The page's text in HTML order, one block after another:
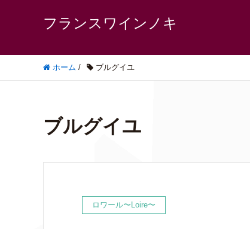
フランスワインノキ
ホーム / ブルグイユ
ブルグイユ
ロワール〜Loire〜